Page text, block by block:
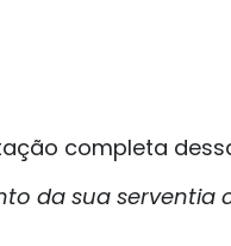
completa
da sua serventia